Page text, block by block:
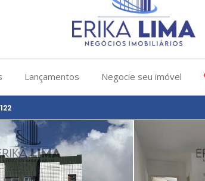
Lançamentos Negocie seu imóvel